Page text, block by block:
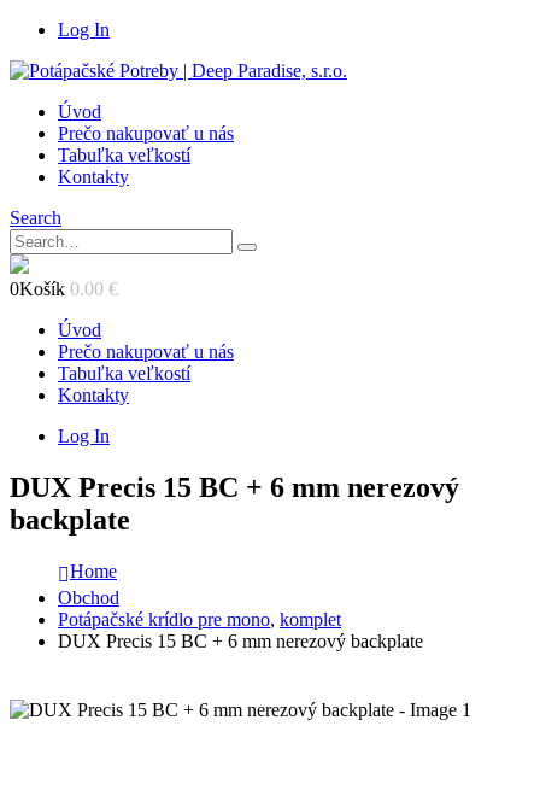
Log In
Úvod
Prečo nakupovať u nás
Tabuľka veľkostí
Kontakty
Search
0Košík 0.00 €
Úvod
Prečo nakupovať u nás
Tabuľka veľkostí
Kontakty
Log In
DUX Precis 15 BC + 6 mm nerezový
backplate
Home
Obchod
Potápačské krídlo pre mono, komplet
DUX Precis 15 BC + 6 mm nerezový backplate